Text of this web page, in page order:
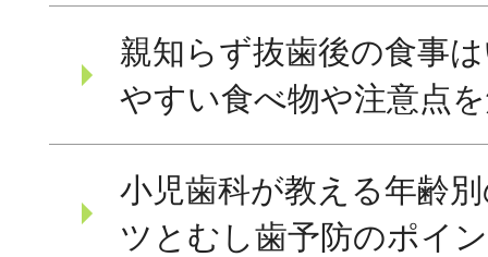
親知らず抜歯後の食事
やすい食べ物や注意点
小児歯科が教える年齢
ツとむし歯予防のポイ